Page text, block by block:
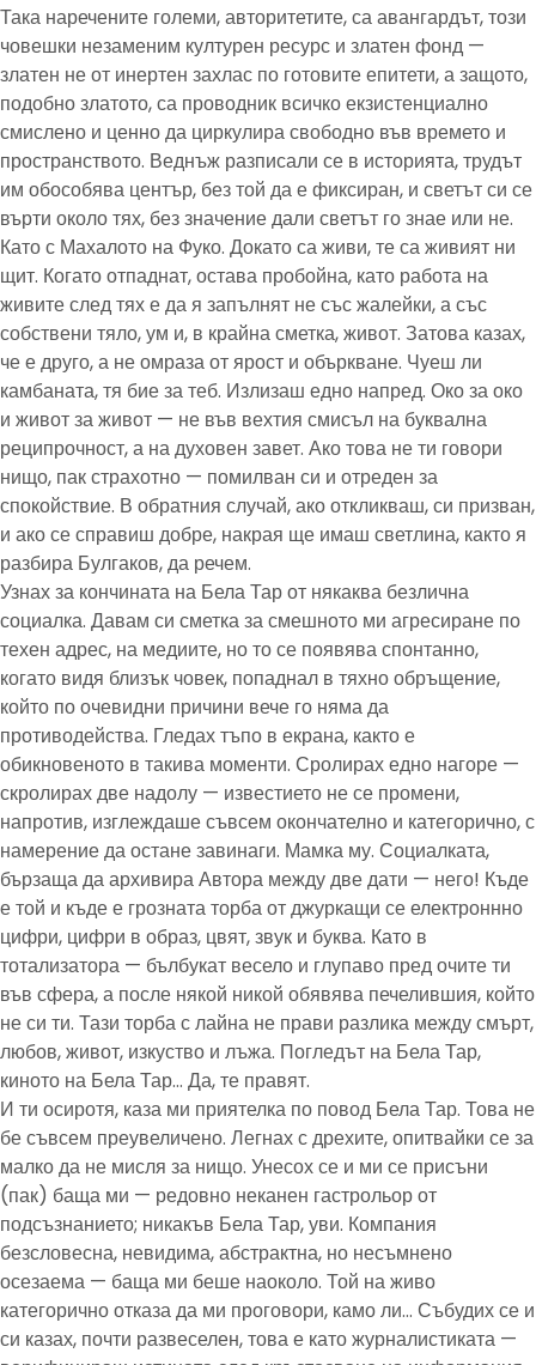
Така наречените големи, авторитетите, са авангардът, този
човешки незаменим културен ресурс и златен фонд —
златен не от инертен захлас по готовите епитети, а защото,
подобно златото, са проводник всичко екзистенциално
смислено и ценно да циркулира свободно във времето и
пространството. Веднъж разписали се в историята, трудът
им обособява център, без той да е фиксиран, и светът си се
върти около тях, без значение дали светът го знае или не.
Като с Махалото на Фуко. Докато са живи, те са живият ни
щит. Когато отпаднат, остава пробойна, като работа на
живите след тях е да я запълнят не със жалейки, а със
собствени тяло, ум и, в крайна сметка, живот. Затова казах,
че е друго, а не омраза от ярост и объркване. Чуеш ли
камбаната, тя бие за теб. Излизаш едно напред. Око за око
и живот за живот — не във вехтия смисъл на буквална
реципрочност, а на духовен завет. Ако това не ти говори
нищо, пак страхотно — помилван си и отреден за
спокойствие. В обратния случай, ако откликваш, си призван,
и ако се справиш добре, накрая ще имаш светлина, както я
разбира Булгаков, да речем.
Узнах за кончината на Бела Тар от някаква безлична
социалка. Давам си сметка за смешното ми агресиране по
техен адрес, на медиите, но то се появява спонтанно,
когато видя близък човек, попаднал в тяхно обръщение,
който по очевидни причини вече го няма да
противодейства. Гледах тъпо в екрана, както е
обикновеното в такива моменти. Сролирах едно нагоре —
скролирах две надолу — известието не се промени,
напротив, изглеждаше съвсем окончателно и категорично, с
намерение да остане завинаги. Мамка му. Социалката,
бързаща да архивира Автора между две дати — него! Къде
е той и къде е грозната торба от джуркащи се електроннно
цифри, цифри в образ, цвят, звук и буква. Като в
тотализатора — бълбукат весело и глупаво пред очите ти
във сфера, а после някой никой обявява печелившия, който
не си ти. Тази торба с лайна не прави разлика между смърт,
любов, живот, изкуство и лъжа. Погледът на Бела Тар,
киното на Бела Тар… Да, те правят.
И ти осиротя, каза ми приятелка по повод Бела Тар. Това не
бе съвсем преувеличено. Легнах с дрехите, опитвайки се за
малко да не мисля за нищо. Унесох се и ми се присъни
(пак) баща ми — редовно неканен гастрольор от
подсъзнанието; никакъв Бела Тар, уви. Компания
безсловесна, невидима, абстрактна, но несъмнено
осезаема — баща ми беше наоколо. Той на живо
категорично отказа да ми проговори, камо ли… Събудих се и
си казах, почти развеселен, това е като журналистиката —